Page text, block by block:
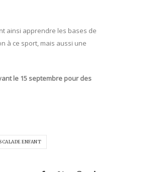
ainsi apprendre les bases de
à ce sport, mais aussi une
le 15 septembre pour des
ENFANT